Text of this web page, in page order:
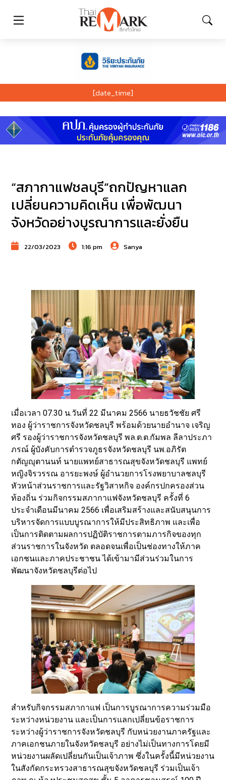
[date_time]
“สภากาแฟชลบุรี”ถกปัญหาแลก
เปลี่ยนความคิดเห็น เพื่อพัฒนา
จังหวัดอย่างบูรณาการและยั่งยืน
22/03/2023 1:16 pm Sanya
เมื่อเวลา 07.30 น.วันที่ 22 มีนาคม 2566 นายธวัชชัย ศรี
ทอง ผู้ว่าราชการจังหวัดชลบุรี พร้อมด้วยนายอำนาจ เจริญ
ศรี รองผู้ว่าราชการจังหวัดชลบุรี พล.ต.ต.กัมพล ลีลาประภา
ภรณ์ ผู้บังคับการตำรวจภูธรจังหวัดชลบุรี นพ.อภิรัต
กตัญญุตานนท์ นายแพทย์สาธารณสุขจังหวัดชลบุรี แพทย์
หญิงจิรวรรณ อารยะพงษ์ ผู้อำนวยการโรงพยาบาลชลบุรี
หัวหน้าส่วนราชการและรัฐวิสาหกิจ องค์กรปกครองส่วน
ท้องถิ่น ร่วมกิจกรรมสภากาแฟจังหวัดชลบุรี ครั้งที่ 6
ประจำเดือนมีนาคม 2566 เพื่อเสริมสร้างและสนับสนุนการ
บริหารจัดการแบบบูรณาการให้มีประสิทธิภาพ และเพื่อ
เป็นการติดตามผลการปฏิบัติราชการตามภารกิจของทุก
ส่วนราชการในจังหวัด ตลอดจนเพื่อเป็นช่องทางให้ภาค
เอกชนและภาคประชาชน ได้เข้ามามีส่วนร่วมในการ
พัฒนาจังหวัดชลบุรีต่อไป
สำหรับกิจกรรมสภากาแฟ เป็นการบูรณาการความร่วมมือ
ระหว่างหน่วยงาน และเป็นการแลกเปลี่ยนข้อราชการ
ระหว่างผู้ว่าราชการจังหวัดชลบุรี กับหน่วยงานภาครัฐและ
ภาคเอกชนภายในจังหวัดชลบุรี อย่างไม่เป็นทางการโดยมี
หน่วยงานผลัดเปลี่ยนกันเป็นเจ้าภาพ ซึ่งในครั้งนี้มีหน่วยงาน
ในสังกัดกระทรวงสาธารณสุขจังหวัดชลบุรี ร่วมเป็นเจ้า